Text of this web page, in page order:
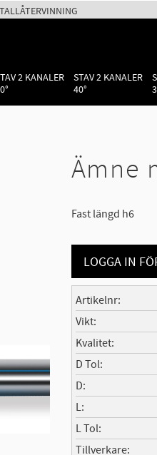
2 KANALER
STAV 2 KANALER
40°
Ämne
Fast längd h6
LOGGA IN
Artikelnr
Vikt
Kvalitet
D Tol
D
L
L Tol
Tillverkare